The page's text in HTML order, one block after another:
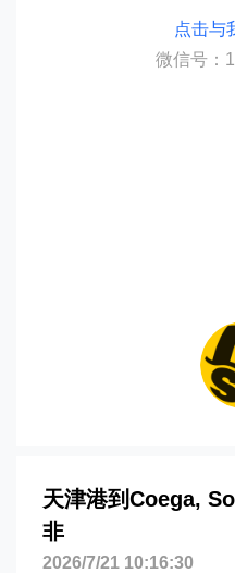
点击与
微信号：
天津港到Coega,
非
2026/7/21 10:16:30